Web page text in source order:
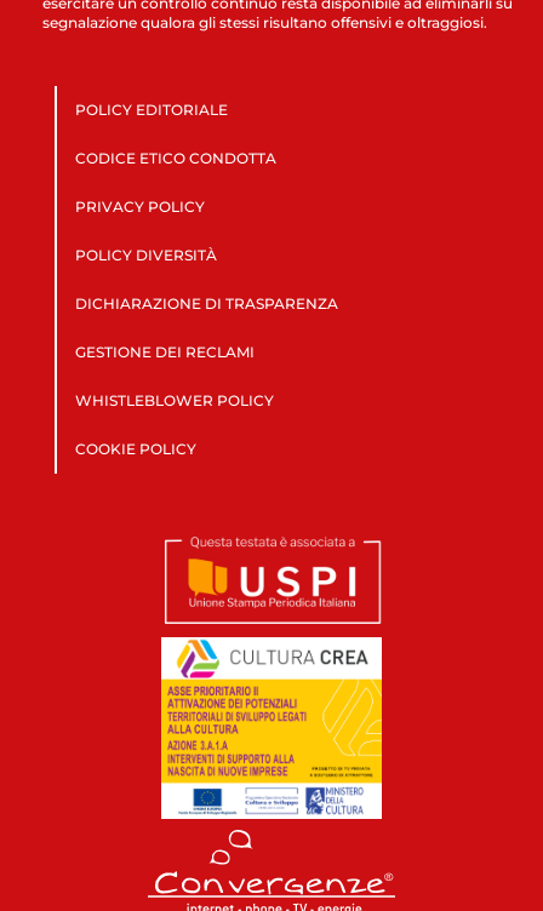
segnalazione qualora gli stessi risultano offensivi e oltraggiosi.
POLICY EDITORIALE
CODICE ETICO CONDOTTA
PRIVACY POLICY
POLICY DIVERSITÀ
DICHIARAZIONE DI TRASPARENZA
GESTIONE DEI RECLAMI
WHISTLEBLOWER POLICY
COOKIE POLICY